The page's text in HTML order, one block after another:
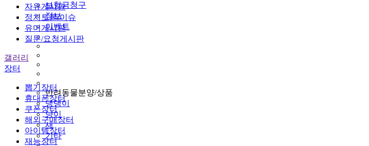
보험금청구
정보
이벤트
반려동물분양/상품
댕댕이
냥이
새
기타
자유게시판
정치토론/이슈
유머게시판
질문/요청게시판
갤러리
장터
뽑기장터
휴대폰장터
쿠폰장터
해외구매장터
아이템장터
재능장터